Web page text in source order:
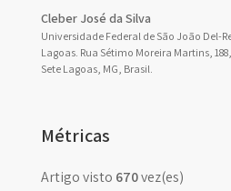
Cleber José da Silva
Universidade Federal de São João Del-
Lagoas. Rua Sétimo Moreira Martins,
Sete Lagoas, MG, Brasil.
Métricas
Artigo visto 670vez(es)